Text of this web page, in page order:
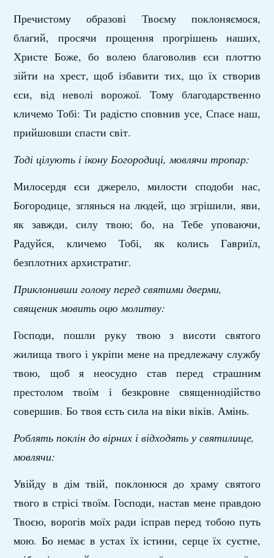
Пречистому образові Твоєму поклоняємося,
благий, просячи прощення прогрішень наших,
Христе Боже, бо волею благоволив єси плоттю
зійти на хрест, щоб ізбавити тих, що їх створив
єси, від неволі ворожої. Тому благодарственно
кличемо Тобі: Ти радістю сповнив усе, Спасе наш,
прийшовши спасти світ.
Тоді цілують і ікону Богородиці, мовлячи тропар:
Милосердя єси джерело, милости сподоби нас,
Богородице, зглянься на людей, що згрішили, яви,
як завжди, силу твою; бо, на Тебе уповаючи,
Радуйся, кличемо Тобі, як колись Гавриїл,
безплотних архистратиг.
Приклонивши голову перед святими дверми,
священик мовить оцю молитву:
Господи, пошли руку твою з висоти святого
жилища твого і укріпи мене на предлежачу службу
твою, щоб я неосудно став перед страшним
престолом твоїм і безкровне священнодійство
совершив. Бо твоя єсть сила на віки віків. Амінь.
Роблять поклін до вірних і відходять у святилище,
мовлячи:
Увійду в дім твій, поклонюся до храму святого
твого в стрісі твоїм. Господи, настав мене правдою
Твоєю, ворогів моїх ради ісправ перед тобою путь
мою. Бо немає в устах їх істини, серце їх суєтне,